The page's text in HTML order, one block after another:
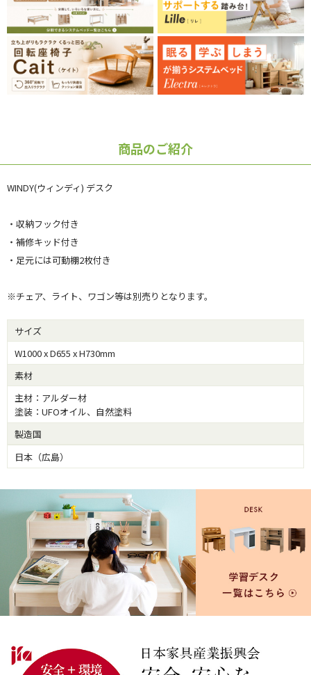
商品のご紹介
WINDY(ウィンディ) デスク
・収納フック付き
・補修キッド付き
・足元には可動棚2枚付き
※チェア、ライト、ワゴン等は別売りとなります。
サイズ
W1000 x D655 x H730mm
素材
主材：アルダー材
塗装：UFOオイル、自然塗料
製造国
日本（広島）